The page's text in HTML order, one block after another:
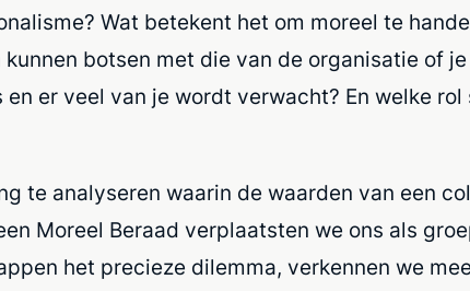
Wat betekent het om moreel te
botsen met die van de organisatie of
er veel van je wordt verwacht? En welke
te analyseren waarin de waarden van een
Moreel Beraad verplaatsten we ons als
het precieze dilemma, verkennen we